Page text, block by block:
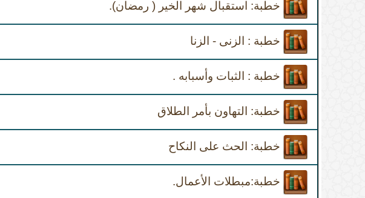
خطبة: استقبال شهر الخير ( رمضان).
خطبة : الزنى - الزنا
خطبة : الثبات وأسبابه .
خطبة: التهاون بأمر الطلاق
خطبة: الحث على النكاح
خطبة:مبطلات الأعمال.